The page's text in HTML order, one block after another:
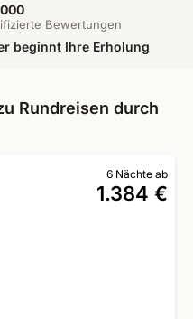
Bewertungen
beginnt Ihre Erholung
Rundreisen durch
6 Nächte ab
1.384 €